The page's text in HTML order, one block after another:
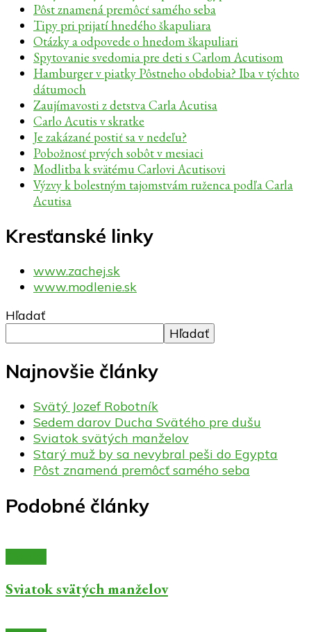
Pôst znamená premôcť samého seba
Tipy pri prijatí hnedého škapuliara
Otázky a odpovede o hnedom škapuliari
Spytovanie svedomia pre deti s Carlom Acutisom
Hamburger v piatky Pôstneho obdobia? Iba v týchto
dátumoch
Zaujímavosti z detstva Carla Acutisa
Carlo Acutis v skratke
Je zakázané postiť sa v nedeľu?
Pobožnosť prvých sobôt v mesiaci
Modlitba k svätému Carlovi Acutisovi
Výzvy k bolestným tajomstvám ruženca podľa Carla
Acutisa
Kresťanské linky
www.zachej.sk
www.modlenie.sk
Hľadať
Hľadať
Najnovšie články
Svätý Jozef Robotník
Sedem darov Ducha Svätého pre dušu
Sviatok svätých manželov
Starý muž by sa nevybral peši do Egypta
Pôst znamená premôcť samého seba
Podobné články
Sviatok svätých manželov